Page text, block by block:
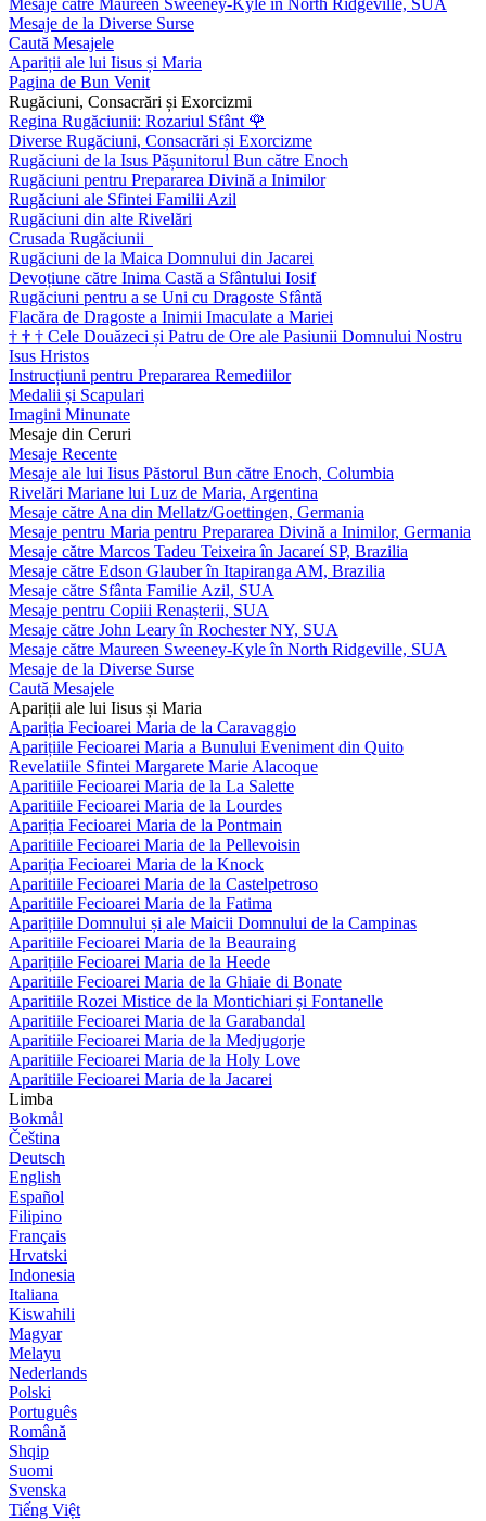
Mesaje de la Diverse Surse
Caută Mesajele
Apariții ale lui Iisus și Maria
Pagina de Bun Venit
Rugăciuni, Consacrări și Exorcizmi
Regina Rugăciunii: Rozariul Sfânt 🌹
Diverse Rugăciuni, Consacrări și Exorcizme
Rugăciuni de la Isus Pășunitorul Bun către Enoch
Rugăciuni pentru Prepararea Divină a Inimilor
Rugăciuni ale Sfintei Familii Azil
Rugăciuni din alte Rivelări
Crusada Rugăciunii
Rugăciuni de la Maica Domnului din Jacarei
Devoțiune către Inima Castă a Sfântului Iosif
Rugăciuni pentru a se Uni cu Dragoste Sfântă
Flacăra de Dragoste a Inimii Imaculate a Mariei
† † † Cele Douăzeci și Patru de Ore ale Pasiunii Domnului Nostru
Isus Hristos
Instrucțiuni pentru Prepararea Remediilor
Medalii și Scapulari
Imagini Minunate
Mesaje din Ceruri
Mesaje Recente
Mesaje ale lui Iisus Păstorul Bun către Enoch, Columbia
Rivelări Mariane lui Luz de Maria, Argentina
Mesaje către Ana din Mellatz/Goettingen, Germania
Mesaje pentru Maria pentru Prepararea Divină a Inimilor, Germania
Mesaje către Marcos Tadeu Teixeira în Jacareí SP, Brazilia
Mesaje către Edson Glauber în Itapiranga AM, Brazilia
Mesaje către Sfânta Familie Azil, SUA
Mesaje pentru Copiii Renașterii, SUA
Mesaje către John Leary în Rochester NY, SUA
Mesaje către Maureen Sweeney-Kyle în North Ridgeville, SUA
Mesaje de la Diverse Surse
Caută Mesajele
Apariții ale lui Iisus și Maria
Apariția Fecioarei Maria de la Caravaggio
Aparițiile Fecioarei Maria a Bunului Eveniment din Quito
Revelatiile Sfintei Margarete Marie Alacoque
Aparitiile Fecioarei Maria de la La Salette
Aparitiile Fecioarei Maria de la Lourdes
Apariția Fecioarei Maria de la Pontmain
Aparitiile Fecioarei Maria de la Pellevoisin
Apariția Fecioarei Maria de la Knock
Aparitiile Fecioarei Maria de la Castelpetroso
Aparitiile Fecioarei Maria de la Fatima
Aparițiile Domnului și ale Maicii Domnului de la Campinas
Aparitiile Fecioarei Maria de la Beauraing
Aparițiile Fecioarei Maria de la Heede
Aparitiile Fecioarei Maria de la Ghiaie di Bonate
Aparitiile Rozei Mistice de la Montichiari și Fontanelle
Aparitiile Fecioarei Maria de la Garabandal
Aparitiile Fecioarei Maria de la Medjugorje
Aparitiile Fecioarei Maria de la Holy Love
Aparitiile Fecioarei Maria de la Jacarei
Limba
Bokmål
Čeština
Deutsch
English
Español
Filipino
Français
Hrvatski
Indonesia
Italiana
Kiswahili
Magyar
Melayu
Nederlands
Polski
Português
Română
Shqip
Suomi
Svenska
Tiếng Việt